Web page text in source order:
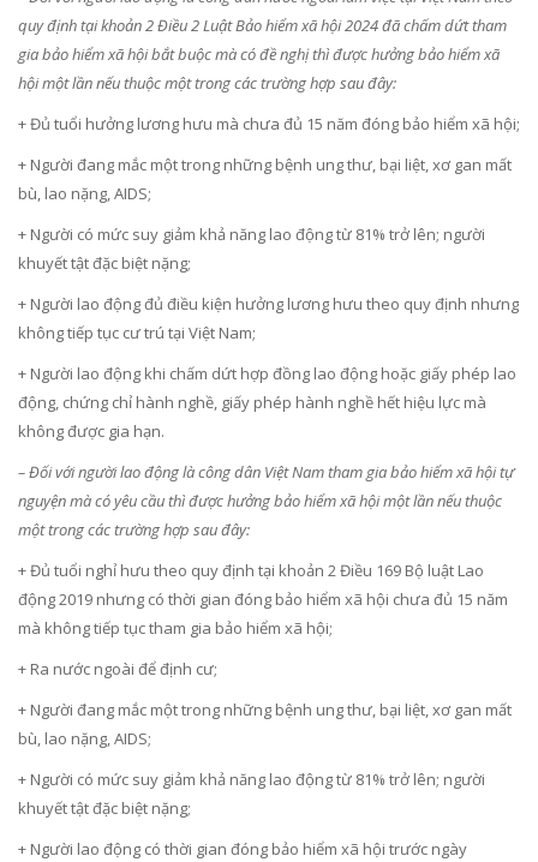
quy định tại khoản 2 Điều 2 Luật Bảo hiểm xã hội 2024 đã chấm dứt tham
gia bảo hiểm xã hội bắt buộc mà có đề nghị thì được hưởng bảo hiểm xã
hội một lần nếu thuộc một trong các trường hợp sau đây:
+ Đủ tuổi hưởng lương hưu mà chưa đủ 15 năm đóng bảo hiểm xã hội;
+ Người đang mắc một trong những bệnh ung thư, bại liệt, xơ gan mất
bù, lao nặng, AIDS;
+ Người có mức suy giảm khả năng lao động từ 81% trở lên; người
khuyết tật đặc biệt nặng;
+ Người lao động đủ điều kiện hưởng lương hưu theo quy định nhưng
không tiếp tục cư trú tại Việt Nam;
+ Người lao động khi chấm dứt hợp đồng lao động hoặc giấy phép lao
động, chứng chỉ hành nghề, giấy phép hành nghề hết hiệu lực mà
không được gia hạn.
– Đối với người lao động là công dân Việt Nam tham gia bảo hiểm xã hội tự
nguyện mà có yêu cầu thì được hưởng bảo hiểm xã hội một lần nếu thuộc
một trong các trường hợp sau đây:
+ Đủ tuổi nghỉ hưu theo quy định tại khoản 2 Điều 169 Bộ luật Lao
động 2019 nhưng có thời gian đóng bảo hiểm xã hội chưa đủ 15 năm
mà không tiếp tục tham gia bảo hiểm xã hội;
+ Ra nước ngoài để định cư;
+ Người đang mắc một trong những bệnh ung thư, bại liệt, xơ gan mất
bù, lao nặng, AIDS;
+ Người có mức suy giảm khả năng lao động từ 81% trở lên; người
khuyết tật đặc biệt nặng;
+ Người lao động có thời gian đóng bảo hiểm xã hội trước ngày